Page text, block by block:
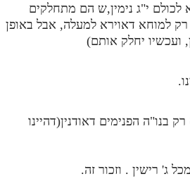
לכולם י"ג נימין,ש הם מתחלקים
רק למוחא דאוירא למעלה, אבל באופן
ועכשיו יחלק אותם)
הפנימים דאודנין(דהיינו
ג' רישין . וזכור זה.